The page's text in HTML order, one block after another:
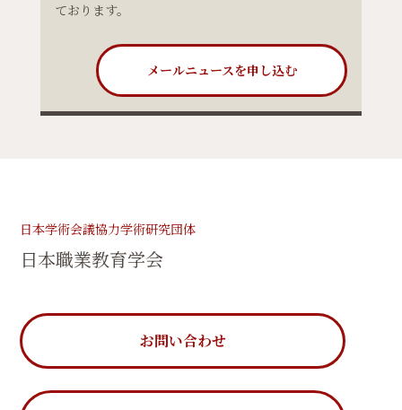
ております。
メールニュースを申し込む
日本学術会議協力学術研究団体
日本職業教育学会
お問い合わせ